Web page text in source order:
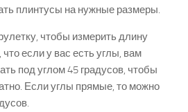
плинтусы на нужные размеры.
чтобы измерить длину
если у вас есть углы, вам
под углом 45 градусов, чтобы
Если углы прямые, то можно